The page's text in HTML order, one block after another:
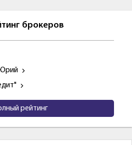
брокеров
рейтинг